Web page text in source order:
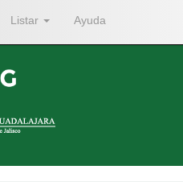
Listar Ayuda